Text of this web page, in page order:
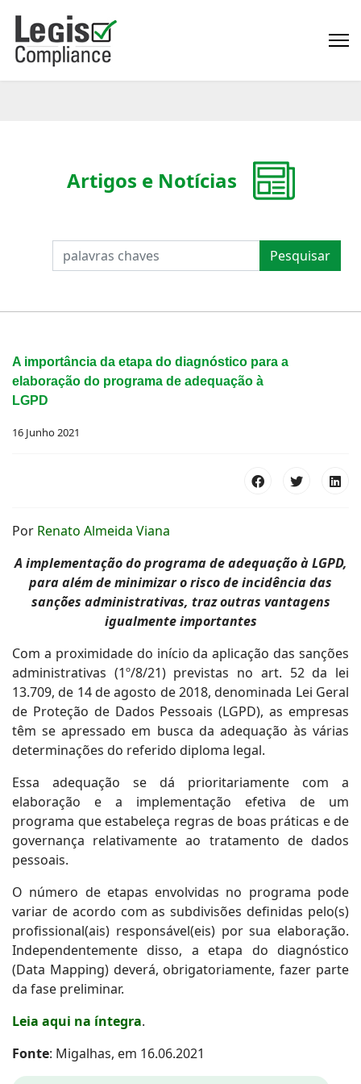
PESQUISAR Pesquisar
Artigos e Notícias
A importância da etapa do diagnóstico para a
elaboração do programa de adequação à
LGPD
16 Junho 2021
Por Renato Almeida Viana
A implementação do programa de adequação à LGPD,
para além de minimizar o risco de incidência das
sanções administrativas, traz outras vantagens
igualmente importantes
Com a proximidade do início da aplicação das sanções
administrativas (1º/8/21) previstas no art. 52 da lei
13.709, de 14 de agosto de 2018, denominada Lei Geral
de Proteção de Dados Pessoais (LGPD), as empresas
têm se apressado em busca da adequação às várias
determinações do referido diploma legal.
Essa adequação se dá prioritariamente com a
elaboração e a implementação efetiva de um
programa que estabeleça regras de boas práticas e de
governança relativamente ao tratamento de dados
pessoais.
O número de etapas envolvidas no programa pode
variar de acordo com as subdivisões definidas pelo(s)
profissional(ais) responsável(eis) por sua elaboração.
Independentemente disso, a etapa do diagnóstico
(Data Mapping) deverá, obrigatoriamente, fazer parte
da fase preliminar.
Leia aqui na íntegra.
Fonte: Migalhas, em 16.06.2021